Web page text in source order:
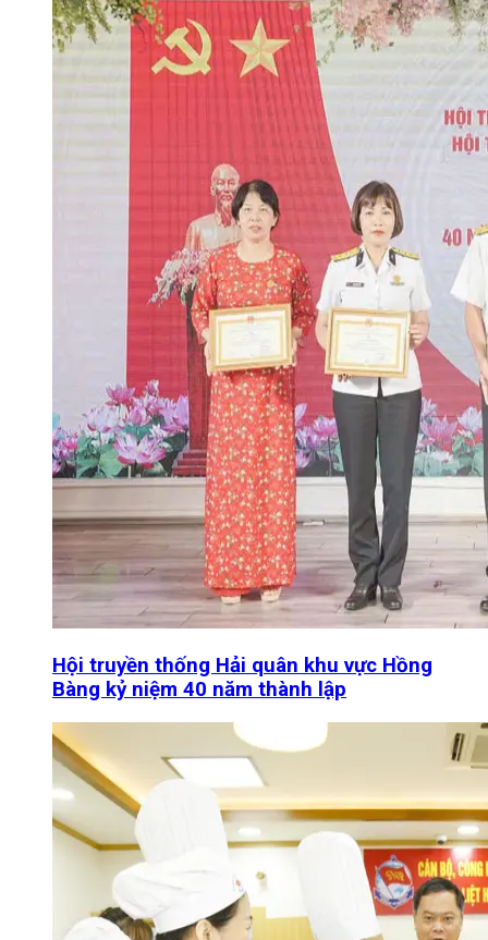
Hội truyền thống Hải quân khu vực Hồng
Bàng kỷ niệm 40 năm thành lập